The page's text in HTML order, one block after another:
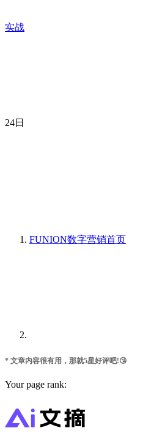
实战
24日
FUNION数字营销首页
* 文章内容很有用，那就5星好评吧!😘
Your page rank: